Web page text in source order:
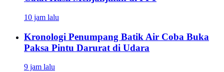
10 jam lalu
Kronologi Penumpang Batik Air Coba Buka
Paksa Pintu Darurat di Udara
9 jam lalu